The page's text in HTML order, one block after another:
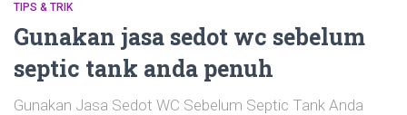
TIPS & TRIK
Gunakan jasa sedot wc sebelum
septic tank anda penuh
Gunakan Jasa Sedot WC Sebelum Septic Tank Anda